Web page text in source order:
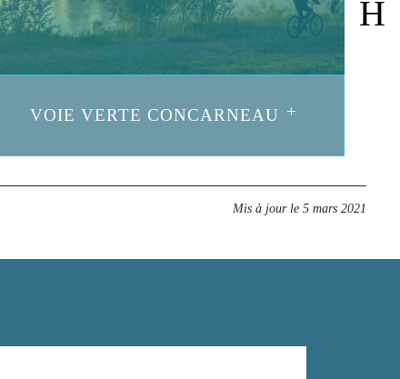
VOIE VERTE CONCARNEAU
Mis à jour le 5 mars 2021